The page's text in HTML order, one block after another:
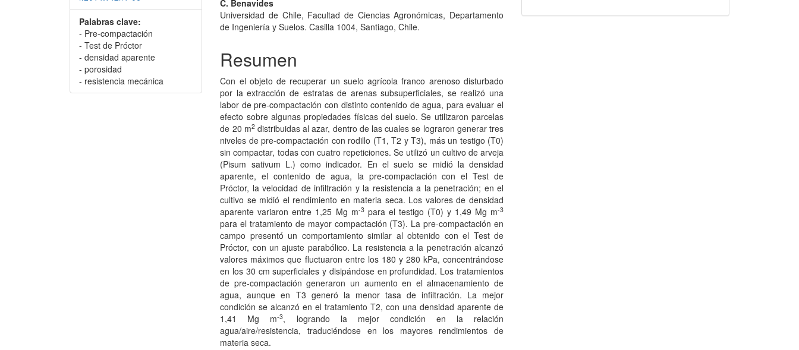
Palabras clave:
- Pre-compactación
- Test de Próctor
- densidad aparente
- porosidad
- resistencia mecánica
C. Benavides
Universidad de Chile, Facultad de Ciencias Agronómicas, Departamento
de Ingeniería y Suelos. Casilla 1004, Santiago, Chile.
Resumen
Con el objeto de recuperar un suelo agrícola franco arenoso disturbado
por la extracción de estratas de arenas subsuperficiales, se realizó una
labor de pre-compactación con distinto contenido de agua, para evaluar el
efecto sobre algunas propiedades físicas del suelo. Se utilizaron parcelas
de 20 m2distribuidas al azar, dentro de las cuales se lograron generar tres
niveles de pre-compactación con rodillo (T1, T2 y T3), más un testigo (T0)
sin compactar, todas con cuatro repeticiones. Se utilizó un cultivo de arveja
(Pisum sativum L.) como indicador. En el suelo se midió la densidad
aparente, el contenido de agua, la pre-compactación con el Test de
Próctor, la velocidad de infiltración y la resistencia a la penetración; en el
cultivo se midió el rendimiento en materia seca. Los valores de densidad
aparente variaron entre 1,25 Mg m-3para el testigo (T0) y 1,49 Mg m-3
para el tratamiento de mayor compactación (T3). La pre-compactación en
campo presentó un comportamiento similar al obtenido con el Test de
Próctor, con un ajuste parabólico. La resistencia a la penetración alcanzó
valores máximos que fluctuaron entre los 180 y 280 kPa, concentrándose
en los 30 cm superficiales y disipándose en profundidad. Los tratamientos
de pre-compactación generaron un aumento en el almacenamiento de
agua, aunque en T3 generó la menor tasa de infiltración. La mejor
condición se alcanzó en el tratamiento T2, con una densidad aparente de
1,41 Mg m-3, logrando la mejor condición en la relación
agua/aire/resistencia, traduciéndose en los mayores rendimientos de
materia seca.